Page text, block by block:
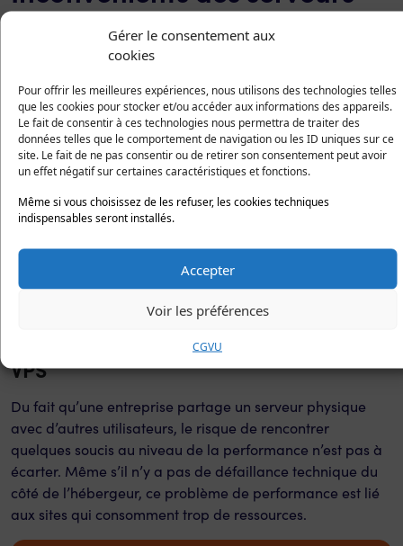
Gérer le consentement aux
cookies
Pour offrir les meilleures expériences, nous utilisons des technologies telles
que les cookies pour stocker et/ou accéder aux informations des appareils.
Le fait de consentir à ces technologies nous permettra de traiter des
données telles que le comportement de navigation ou les ID uniques sur ce
site. Le fait de ne pas consentir ou de retirer son consentement peut avoir
un effet négatif sur certaines caractéristiques et fonctions.
Même si vous choisissez de les refuser, les cookies techniques
indispensables seront installés.
Accepter
Voir les préférences
CGVU
VPS
quelques points faibles. Voici ce que vous devez savoir sur
ses inconvénients :
L’hébergement VPS demande certaines
connaissances
Afin de configurer efficacement votre serveur VPS et de
requises. Raison pour laquelle Hopla.cloud vous propose
des services d’infogérance pour mieux vous
La performance des machines virtuelles
VPS
Du fait qu’une entreprise partage un serveur physique
avec d’autres utilisateurs, le risque de rencontrer
quelques soucis au niveau de la performance n’est pas à
écarter. Même s’il n’y a pas de défaillance technique du
côté de l’hébergeur, ce problème de performance est lié
aux sites qui consomment trop de ressources.